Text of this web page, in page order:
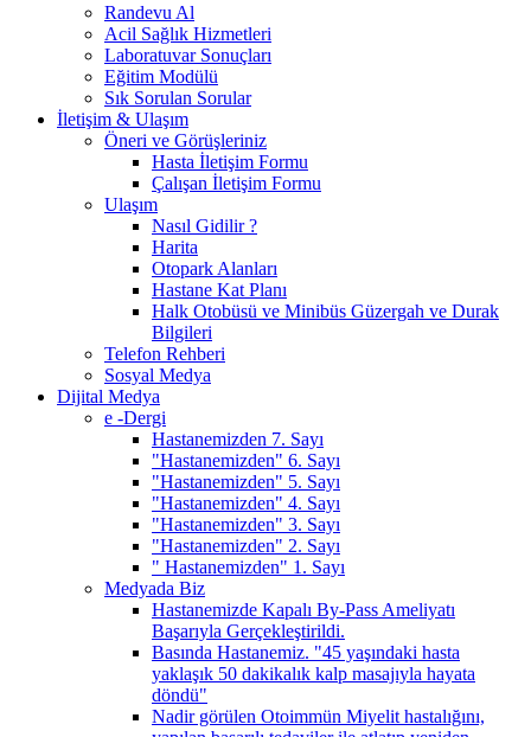
Randevu Al
Acil Sağlık Hizmetleri
Laboratuvar Sonuçları
Eğitim Modülü
Sık Sorulan Sorular
İletişim & Ulaşım
Öneri ve Görüşleriniz
Hasta İletişim Formu
Çalışan İletişim Formu
Ulaşım
Nasıl Gidilir ?
Harita
Otopark Alanları
Hastane Kat Planı
Halk Otobüsü ve Minibüs Güzergah ve Durak
Bilgileri
Telefon Rehberi
Sosyal Medya
Dijital Medya
e -Dergi
Hastanemizden 7. Sayı
"Hastanemizden" 6. Sayı
"Hastanemizden" 5. Sayı
"Hastanemizden" 4. Sayı
"Hastanemizden" 3. Sayı
"Hastanemizden" 2. Sayı
" Hastanemizden" 1. Sayı
Medyada Biz
Hastanemizde Kapalı By-Pass Ameliyatı
Başarıyla Gerçekleştirildi.
Basında Hastanemiz. "45 yaşındaki hasta
yaklaşık 50 dakikalık kalp masajıyla hayata
döndü"
Nadir görülen Otoimmün Miyelit hastalığını,